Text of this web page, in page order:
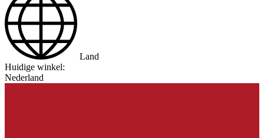
Land
Huidige winkel:
Nederland